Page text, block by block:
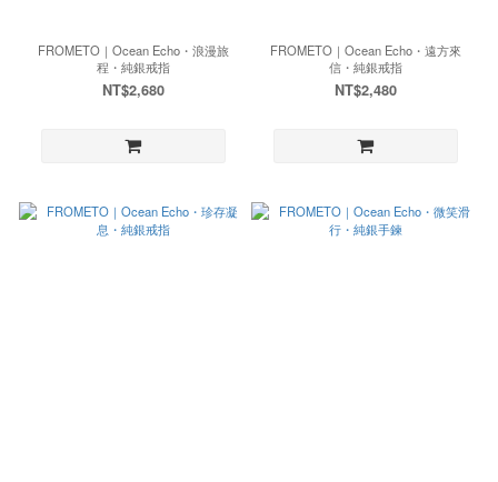
FROMETO｜Ocean Echo・浪漫旅
程・純銀戒指
NT$2,680
FROMETO｜Ocean Echo・遠方來
信・純銀戒指
NT$2,480